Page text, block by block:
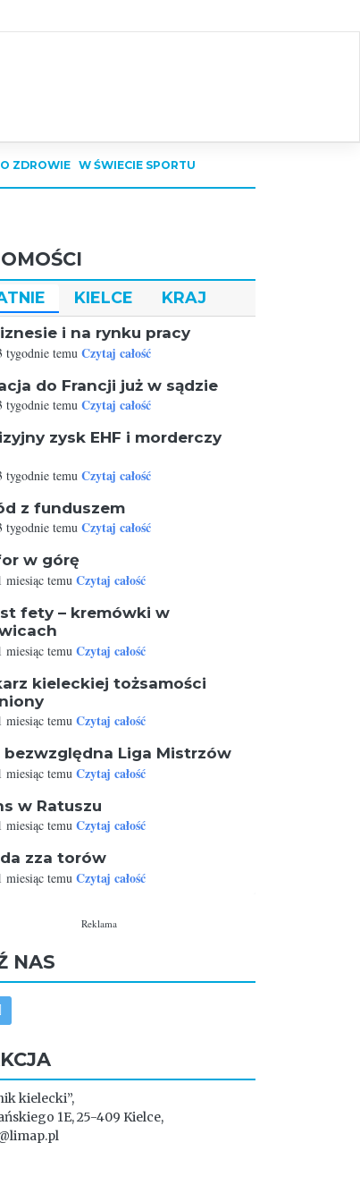
ZDROWIE W ŚWIECIE SPORTU
KIELCE KRAJ
i na rynku pracy
tygodnie temu Czytaj całość
do Francji już w sądzie
tygodnie temu Czytaj całość
zysk EHF i morderczy
tygodnie temu Czytaj całość
z funduszem
tygodnie temu Czytaj całość
w górę
miesiąc temu Czytaj całość
fety – kremówki w
miesiąc temu Czytaj całość
kieleckiej tożsamości
miesiąc temu Czytaj całość
bezwzględna Liga Mistrzów
miesiąc temu Czytaj całość
w Ratuszu
miesiąc temu Czytaj całość
zza torów
miesiąc temu Czytaj całość
Reklama
NAS
kielecki”,
1E, 25-409 Kielce,